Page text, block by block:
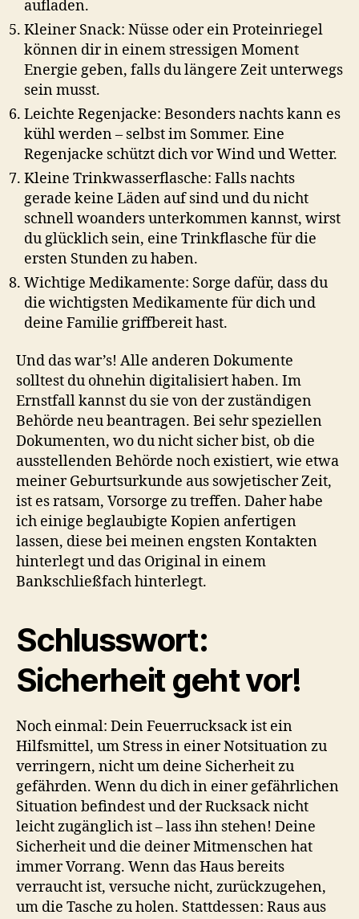
aufladen.
Kleiner Snack: Nüsse oder ein Proteinriegel
können dir in einem stressigen Moment
Energie geben, falls du längere Zeit unterwegs
sein musst.
Leichte Regenjacke: Besonders nachts kann es
kühl werden – selbst im Sommer. Eine
Regenjacke schützt dich vor Wind und Wetter.
Kleine Trinkwasserflasche: Falls nachts
gerade keine Läden auf sind und du nicht
schnell woanders unterkommen kannst, wirst
du glücklich sein, eine Trinkflasche für die
ersten Stunden zu haben.
Wichtige Medikamente: Sorge dafür, dass du
die wichtigsten Medikamente für dich und
deine Familie griffbereit hast.
Und das war’s! Alle anderen Dokumente
solltest du ohnehin digitalisiert haben. Im
Ernstfall kannst du sie von der zuständigen
Behörde neu beantragen. Bei sehr speziellen
Dokumenten, wo du nicht sicher bist, ob die
ausstellenden Behörde noch existiert, wie etwa
meiner Geburtsurkunde aus sowjetischer Zeit,
ist es ratsam, Vorsorge zu treffen. Daher habe
ich einige beglaubigte Kopien anfertigen
lassen, diese bei meinen engsten Kontakten
hinterlegt und das Original in einem
Bankschließfach hinterlegt.
Schlusswort:
Sicherheit geht vor!
Noch einmal: Dein Feuerrucksack ist ein
Hilfsmittel, um Stress in einer Notsituation zu
verringern, nicht um deine Sicherheit zu
gefährden. Wenn du dich in einer gefährlichen
Situation befindest und der Rucksack nicht
leicht zugänglich ist – lass ihn stehen! Deine
Sicherheit und die deiner Mitmenschen hat
immer Vorrang. Wenn das Haus bereits
verraucht ist, versuche nicht, zurückzugehen,
um die Tasche zu holen. Stattdessen: Raus aus